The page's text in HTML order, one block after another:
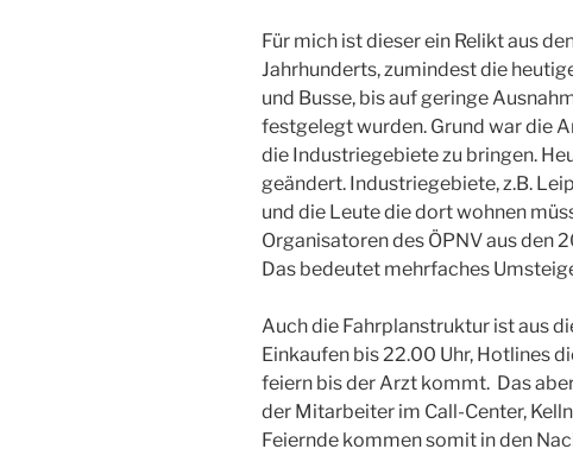
Für mich ist dieser ein Relikt aus
Jahrhunderts, zumindest die
und Busse, bis auf geringe
festgelegt wurden. Grund war die
die Industriegebiete zu bringen.
geändert. Industriegebiete, z.B.
und die Leute die dort wohnen
Organisatoren des ÖPNV aus den
Das bedeutet mehrfaches
Auch die Fahrplanstruktur ist aus
Einkaufen bis 22.00 Uhr, Hotlines
feiern bis der Arzt kommt. Das
der Mitarbeiter im Call-Center,
Feiernde kommen somit in den